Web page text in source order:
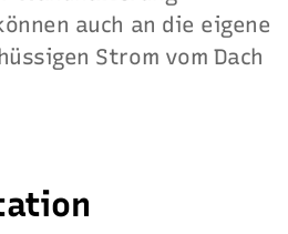
auch an die eigene
Strom vom Dach